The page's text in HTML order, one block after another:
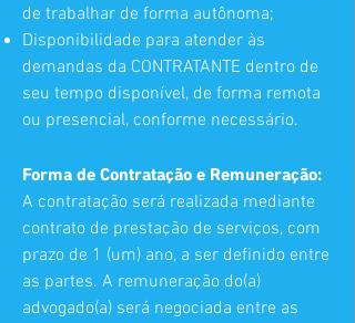
de trabalhar de forma autônoma;
Disponibilidade para atender às
demandas da CONTRATANTE dentro de
seu tempo disponível, de forma remota
ou presencial, conforme necessário.
Forma de Contratação e Remuneração:
A contratação será realizada mediante
contrato de prestação de serviços, com
prazo de 1 (um) ano, a ser definido entre
as partes. A remuneração do(a)
advogado(a) será negociada entre as